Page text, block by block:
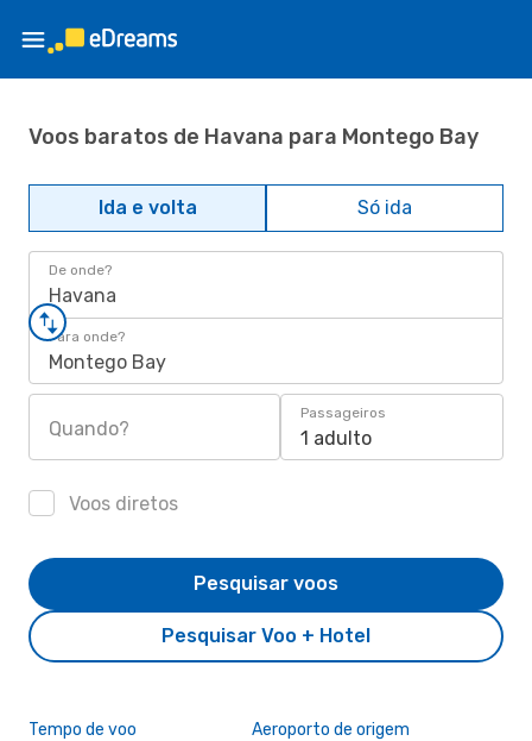
Voos baratos de Havana para Montego Bay
Ida e volta Só ida
De onde?
Havana
Para onde?
Montego Bay
Quando?
Passageiros
1 adulto
Voos diretos
Pesquisar Voo + Hotel
Pesquisar voos
Tempo de voo Aeroporto de origem